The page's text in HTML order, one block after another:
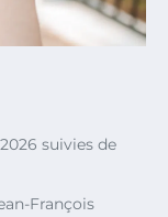
suivies de
François